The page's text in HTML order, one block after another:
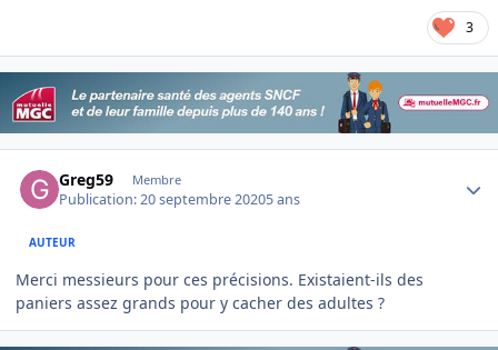
3
Greg59 Membre
Publication:20 septembre 20205 ans
AUTEUR
Merci messieurs pour ces précisions. Existaient-ils des
paniers assez grands pour y cacher des adultes ?